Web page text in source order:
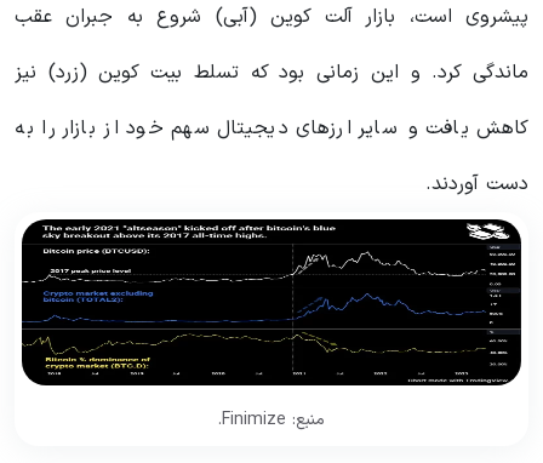
پیشروی است، بازار آلت کوین (آبی) شروع به جبران عقب
ماندگی کرد. و این زمانی بود که تسلط بیت کوین (زرد) نیز
کاهش یافت و سایر ارزهای دیجیتال سهم خود از بازار را به
دست آوردند.
منبع: Finimize.